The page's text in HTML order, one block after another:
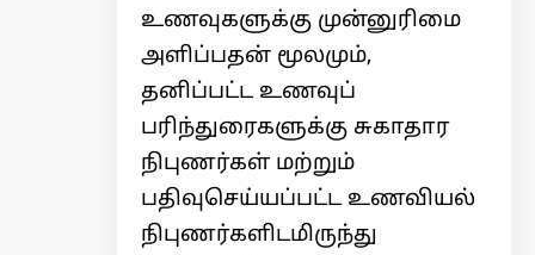
உணவுகளுக்கு முன்னுரிமை
அளிப்பதன் மூலமும்,
தனிப்பட்ட உணவுப்
பரிந்துரைகளுக்கு சுகாதார
நிபுணர்கள் மற்றும்
பதிவுசெய்யப்பட்ட உணவியல்
நிபுணர்களிடமிருந்து